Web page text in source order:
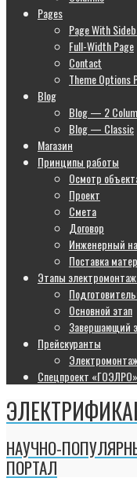
Pages
Page With
Full-Width Page
Contact
Theme Options
Blog
Blog — 2
Blog — Classic
Магазин
Принципы работы
Осмотр
Проект
Смета
Договор
Инженерный
Поставка
Этапы
Основной этап
Завершающий
Прейскуранты
Спецпроект «ГОЭЛРО»
НАУЧНО-
ПОРТАЛ